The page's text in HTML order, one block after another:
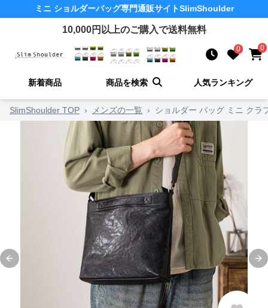
ミニ ショルダーバッグ専門通販サイトSlimShoulder
10,000円以上のご購入で送料無料
0 0
新着商品 商品を検索 人気ランキング
SlimShoulder TOP › メンズの一覧 › ショルダー バッグ ミニ クラ
Previous slide